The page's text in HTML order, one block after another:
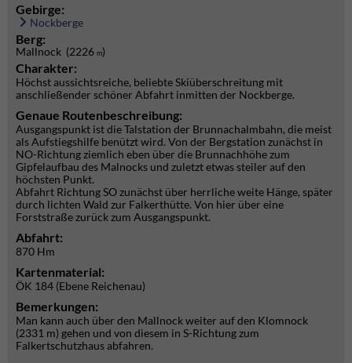
Gebirge:
Nockberge
Berg:
Mallnock (2226 m)
Charakter:
Höchst aussichtsreiche, beliebte Skiüberschreitung mit
anschließender schöner Abfahrt inmitten der Nockberge.
Genaue Routenbeschreibung:
Ausgangspunkt ist die Talstation der Brunnachalmbahn, die meist
als Aufstiegshilfe benützt wird. Von der Bergstation zunächst in
NO-Richtung ziemlich eben über die Brunnachhöhe zum
Gipfelaufbau des Malnocks und zuletzt etwas steiler auf den
höchsten Punkt.
Abfahrt Richtung SO zunächst über herrliche weite Hänge, später
durch lichten Wald zur Falkerthütte. Von hier über eine
Forststraße zurück zum Ausgangspunkt.
Abfahrt:
870 Hm
Kartenmaterial:
ÖK 184 (Ebene Reichenau)
Bemerkungen:
Man kann auch über den Mallnock weiter auf den Klomnock
(2331 m) gehen und von diesem in S-Richtung zum
Falkertschutzhaus abfahren.